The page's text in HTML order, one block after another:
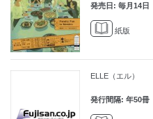
発売日: 毎月14日
紙版
ELLE（エル）
発行間隔: 年50冊